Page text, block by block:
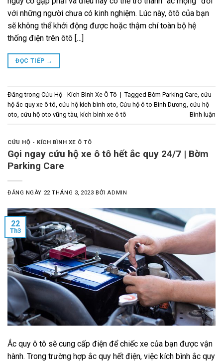
với những người chưa có kinh nghiệm. Lúc này, ôtô của bạn
sẽ không thể khởi động được hoặc thậm chí toàn bộ hệ
thống điện trên ôtô […]
ĐỌC TIẾP →
Đăng trong Cứu Hộ - Kích Bình Xe Ô Tô | Tagged Bờm Parking Care, cứu
hộ ắc quy xe ô tô, cứu hộ kích bình oto, Cứu hộ ô to Bình Dương, cứu hộ
oto, cứu hộ oto vũng tàu, kích bình xe ô tô Bình luận
CỨU HỘ - KÍCH BÌNH XE Ô TÔ
Gọi ngay cứu hộ xe ô tô hết ắc quy 24/7 | Bờm
Parking Care
ĐĂNG NGÀY 22 THÁNG 3, 2023 BỞIADMIN
22
Th3
Ắc quy ô tô sẽ cung cấp điện để chiếc xe của bạn được vận
hành. Trong trường hợp ắc quy hết điện, việc kích bình ắc quy